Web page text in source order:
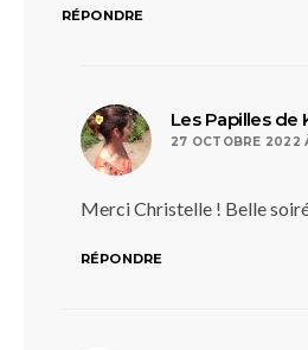
RÉPONDRE
Les Papilles de
27 OCTOBRE 2022
Merci Christelle ! Belle
RÉPONDRE